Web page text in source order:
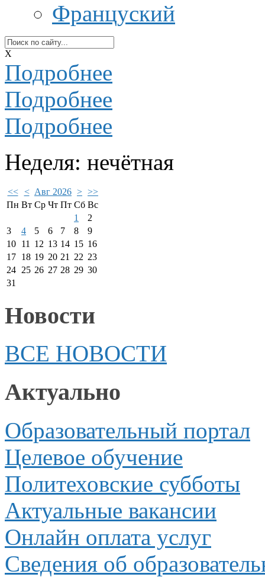
Француский
X
Подробнее
Подробнее
Подробнее
Неделя: нечётная
<< < Авг 2026 > >>
Пн Вт Ср Чт Пт Сб Вс
1
2
3
4 5 6 7 8
9
10 11 12 13 14 15 16
17 18 19 20 21 22 23
24 25 26 27 28 29 30
31
Новости
ВСЕ НОВОСТИ
Актуально
Образовательный портал
Целевое обучение
Политеховские субботы
Актуальные вакансии
Онлайн оплата услуг
Сведения об